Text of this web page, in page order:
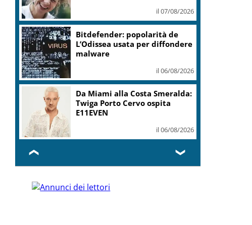
il 07/08/2026
Bitdefender: popolarità de
L’Odissea usata per diffondere
malware
il 06/08/2026
Da Miami alla Costa Smeralda:
Twiga Porto Cervo ospita
E11EVEN
il 06/08/2026
❮ ❯